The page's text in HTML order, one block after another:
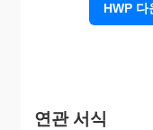
위와 같이
HWP 다
연관 서식